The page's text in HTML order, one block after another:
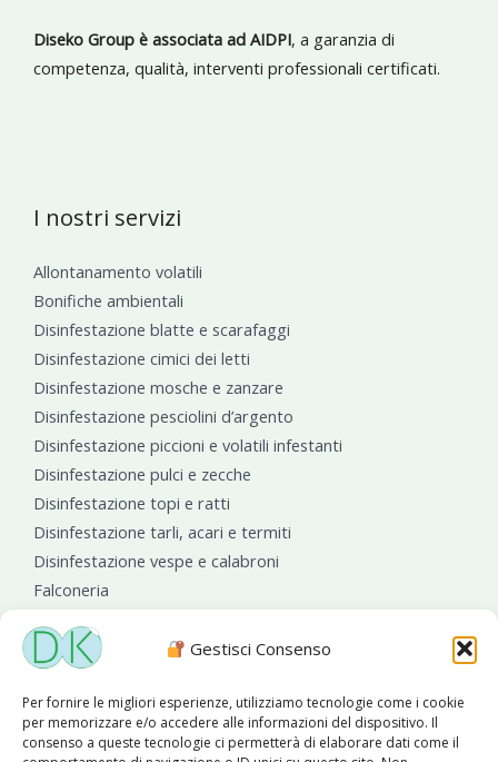
Gestisci Consenso
Per fornire le migliori esperienze, utilizziamo tecnologie come i cookie
per memorizzare e/o accedere alle informazioni del dispositivo. Il
consenso a queste tecnologie ci permetterà di elaborare dati come il
Diseko Group è associata ad AIDPI, a garanzia di
competenza, qualità, interventi professionali certificati.
I nostri servizi
Allontanamento volatili
Bonifiche ambientali
Disinfestazione blatte e scarafaggi
Disinfestazione cimici dei letti
Disinfestazione mosche e zanzare
Disinfestazione pesciolini d’argento
Disinfestazione piccioni e volatili infestanti
Disinfestazione pulci e zecche
Disinfestazione topi e ratti
Disinfestazione tarli, acari e termiti
Disinfestazione vespe e calabroni
Falconeria